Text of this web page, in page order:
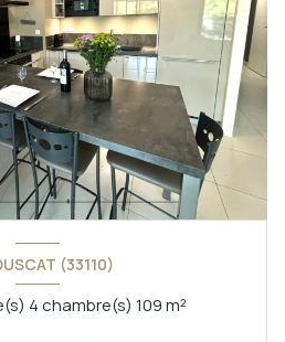
(33110)
Maison 5 pièce(s) 4 chambre(s) 109 m²